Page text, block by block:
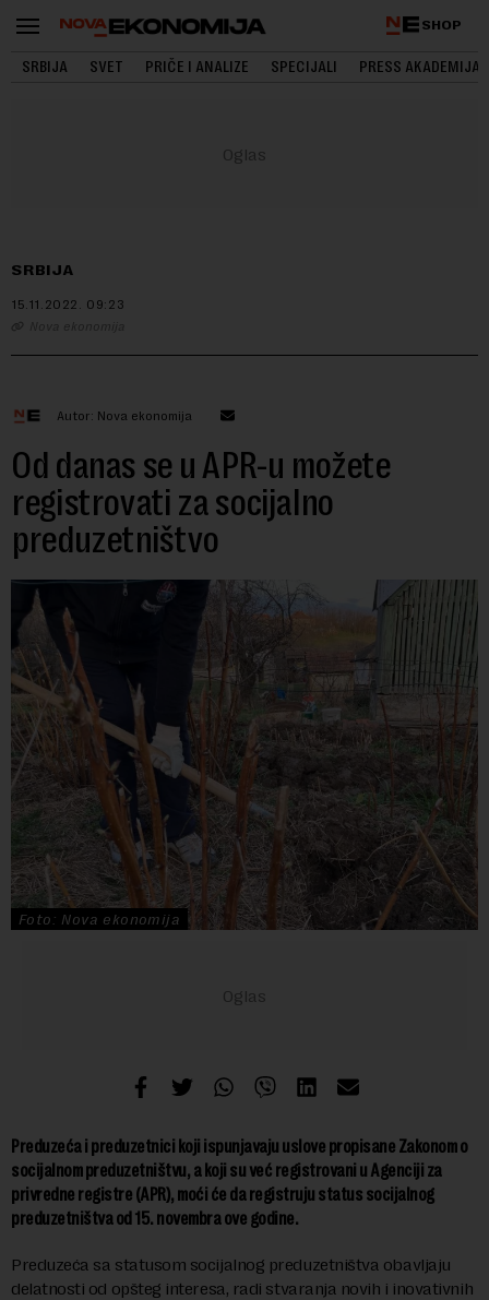
SHOP
SRBIJA SVET PRIČE I ANALIZE SPECIJALI PRESS AKADEMIJA
SRBIJA
15.11.2022. 09:23
Nova ekonomija
Autor: Nova ekonomija
Od danas se u APR-u možete
registrovati za socijalno
preduzetništvo
Foto: Nova ekonomija
Preduzeća i preduzetnici koji ispunjavaju uslove propisane Zakonom o
socijalnom preduzetništvu, a koji su već registrovani u Agenciji za
privredne registre (APR), moći će da registruju status socijalnog
preduzetništva od 15. novembra ove godine.
Preduzeća sa statusom socijalnog preduzetništva obavljaju
delatnosti od opšteg interesa, radi stvaranja novih i inovativnih